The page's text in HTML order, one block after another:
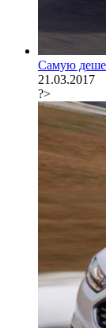
Самую
21.03.2017
?>